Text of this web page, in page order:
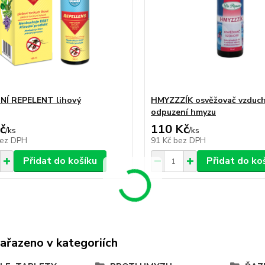
REPELENT lihový
/ks
DPH
Přidat do košíku
HMYZZZÍK osvěžovač
odpuzení hmyzu
110 Kč/ks
91 Kč bez DPH
Přidat do
v kategoriích